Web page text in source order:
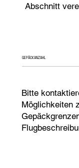
GEPÄCKANZAHL
Bitte
Möglichkeiten
Abschnitt